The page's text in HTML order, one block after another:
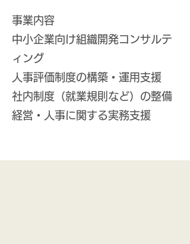
​事業内容
​中小企業向け組織開発コンサルテ
ィング
人事評価制度の構築・運用支援
社内制度（就業規則など）の整備
経営・人事に関する実務支援